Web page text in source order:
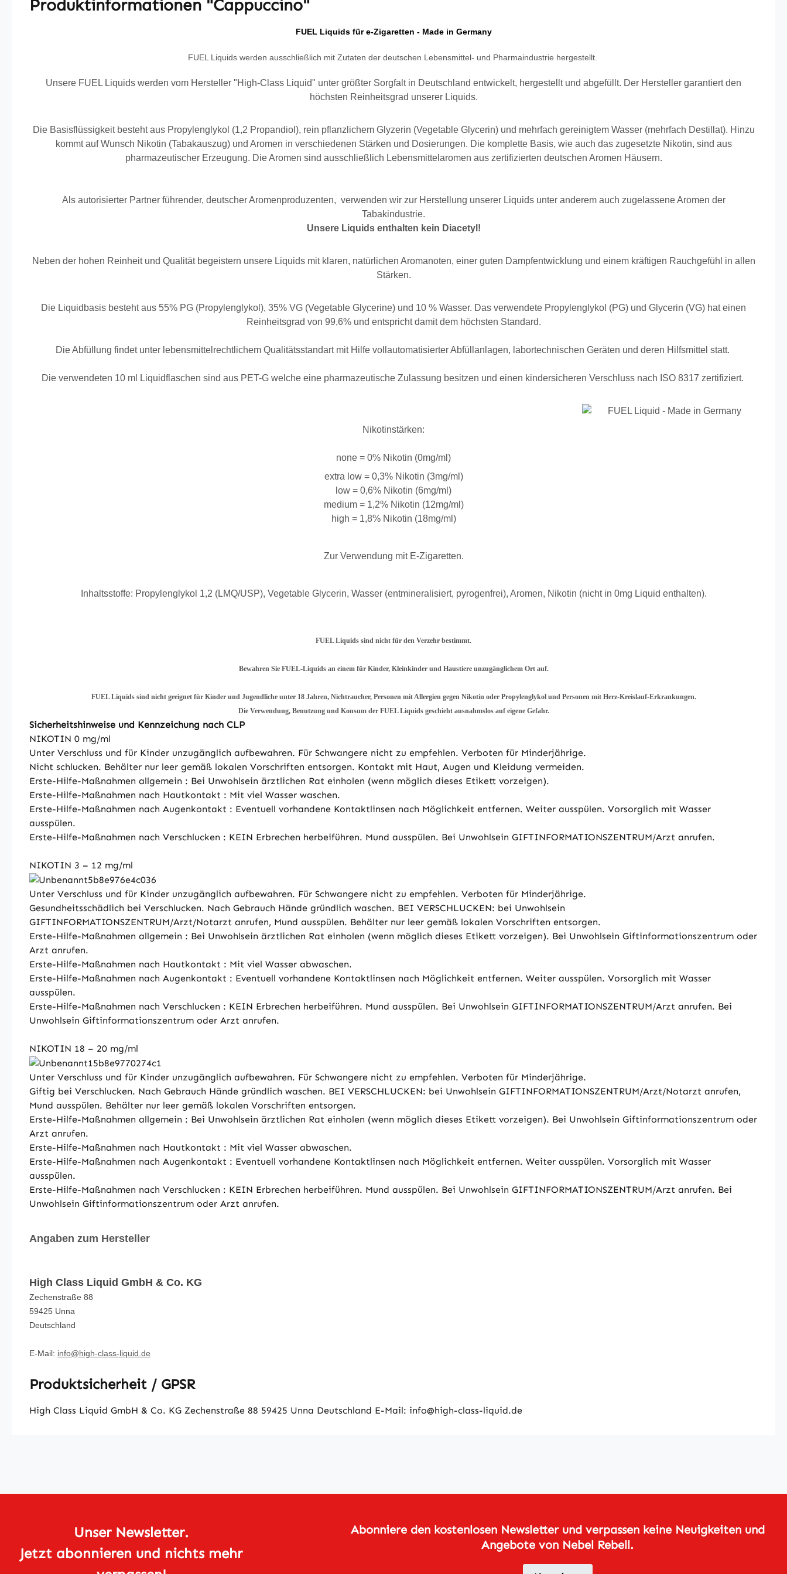
Produktinformationen "Cappuccino"
FUEL Liquids für e-Zigaretten - Made in Germany
FUEL Liquids werden ausschließlich mit Zutaten der deutschen Lebensmittel- und Pharmaindustrie hergestellt.
Unsere FUEL Liquids werden vom Hersteller "High-Class Liquid" unter größter Sorgfalt in Deutschland entwickelt, hergestellt und abgefüllt. Der Hersteller garantiert den
höchsten Reinheitsgrad unserer Liquids.
Die Basisflüssigkeit besteht aus Propylenglykol (1,2 Propandiol), rein pflanzlichem Glyzerin (Vegetable Glycerin) und mehrfach gereinigtem Wasser (mehrfach Destillat). Hinzu
kommt auf Wunsch Nikotin (Tabakauszug) und Aromen in verschiedenen Stärken und Dosierungen. Die komplette Basis, wie auch das zugesetzte Nikotin, sind aus
pharmazeutischer Erzeugung. Die Aromen sind ausschließlich Lebensmittelaromen aus zertifizierten deutschen Aromen Häusern.
Als autorisierter Partner führender, deutscher Aromenproduzenten, verwenden wir zur Herstellung unserer Liquids unter anderem auch zugelassene Aromen der
Tabakindustrie.
Unsere Liquids enthalten kein Diacetyl!
Neben der hohen Reinheit und Qualität begeistern unsere Liquids mit klaren, natürlichen Aromanoten, einer guten Dampfentwicklung und einem kräftigen Rauchgefühl in allen
Stärken.
Die Liquidbasis besteht aus 55% PG (Propylenglykol), 35% VG (Vegetable Glycerine) und 10 % Wasser. Das verwendete Propylenglykol (PG) und Glycerin (VG) hat einen
Reinheitsgrad von 99,6% und entspricht damit dem höchsten Standard.
Die Abfüllung findet unter lebensmittelrechtlichem Qualitätsstandart mit Hilfe vollautomatisierter Abfüllanlagen, labortechnischen Geräten und deren Hilfsmittel statt.
Die verwendeten 10 ml Liquidflaschen sind aus PET-G welche eine pharmazeutische Zulassung besitzen und einen kindersicheren Verschluss nach ISO 8317 zertifiziert.
Nikotinstärken:
none = 0% Nikotin (0mg/ml)
extra low = 0,3% Nikotin (3mg/ml)
low = 0,6% Nikotin (6mg/ml)
medium = 1,2% Nikotin (12mg/ml)
high = 1,8% Nikotin (18mg/ml)
Zur Verwendung mit E-Zigaretten.
Inhaltsstoffe: Propylenglykol 1,2 (LMQ/USP), Vegetable Glycerin, Wasser (entmineralisiert, pyrogenfrei), Aromen, Nikotin (nicht in 0mg Liquid enthalten).
FUEL Liquids sind nicht für den Verzehr bestimmt.
Bewahren Sie FUEL-Liquids an einem für Kinder, Kleinkinder und Haustiere unzugänglichem Ort auf.
FUEL Liquids sind nicht geeignet für Kinder und Jugendliche unter 18 Jahren, Nichtraucher, Personen mit Allergien gegen Nikotin oder Propylenglykol und Personen mit Herz-Kreislauf-Erkrankungen.
Die Verwendung, Benutzung und Konsum der FUEL Liquids geschieht ausnahmslos auf eigene Gefahr.
Sicherheitshinweise und Kennzeichung nach CLP
NIKOTIN 0 mg/ml
Unter Verschluss und für Kinder unzugänglich aufbewahren. Für Schwangere nicht zu empfehlen. Verboten für Minderjährige.
Nicht schlucken. Behälter nur leer gemäß lokalen Vorschriften entsorgen. Kontakt mit Haut, Augen und Kleidung vermeiden.
Erste-Hilfe-Maßnahmen allgemein : Bei Unwohlsein ärztlichen Rat einholen (wenn möglich dieses Etikett vorzeigen).
Erste-Hilfe-Maßnahmen nach Hautkontakt : Mit viel Wasser waschen.
Erste-Hilfe-Maßnahmen nach Augenkontakt : Eventuell vorhandene Kontaktlinsen nach Möglichkeit entfernen. Weiter ausspülen. Vorsorglich mit Wasser
ausspülen.
Erste-Hilfe-Maßnahmen nach Verschlucken : KEIN Erbrechen herbeiführen. Mund ausspülen. Bei Unwohlsein GIFTINFORMATIONSZENTRUM/Arzt anrufen.
NIKOTIN 3 – 12 mg/ml
Unter Verschluss und für Kinder unzugänglich aufbewahren. Für Schwangere nicht zu empfehlen. Verboten für Minderjährige.
Gesundheitsschädlich bei Verschlucken. Nach Gebrauch Hände gründlich waschen. BEI VERSCHLUCKEN: bei Unwohlsein
GIFTINFORMATIONSZENTRUM/Arzt/Notarzt anrufen, Mund ausspülen. Behälter nur leer gemäß lokalen Vorschriften entsorgen.
Erste-Hilfe-Maßnahmen allgemein : Bei Unwohlsein ärztlichen Rat einholen (wenn möglich dieses Etikett vorzeigen). Bei Unwohlsein Giftinformationszentrum oder
Arzt anrufen.
Erste-Hilfe-Maßnahmen nach Hautkontakt : Mit viel Wasser abwaschen.
Erste-Hilfe-Maßnahmen nach Augenkontakt : Eventuell vorhandene Kontaktlinsen nach Möglichkeit entfernen. Weiter ausspülen. Vorsorglich mit Wasser
ausspülen.
Erste-Hilfe-Maßnahmen nach Verschlucken : KEIN Erbrechen herbeiführen. Mund ausspülen. Bei Unwohlsein GIFTINFORMATIONSZENTRUM/Arzt anrufen. Bei
Unwohlsein Giftinformationszentrum oder Arzt anrufen.
NIKOTIN 18 – 20 mg/ml
Unter Verschluss und für Kinder unzugänglich aufbewahren. Für Schwangere nicht zu empfehlen. Verboten für Minderjährige.
Giftig bei Verschlucken. Nach Gebrauch Hände gründlich waschen. BEI VERSCHLUCKEN: bei Unwohlsein GIFTINFORMATIONSZENTRUM/Arzt/Notarzt anrufen,
Mund ausspülen. Behälter nur leer gemäß lokalen Vorschriften entsorgen.
Erste-Hilfe-Maßnahmen allgemein : Bei Unwohlsein ärztlichen Rat einholen (wenn möglich dieses Etikett vorzeigen). Bei Unwohlsein Giftinformationszentrum oder
Arzt anrufen.
Erste-Hilfe-Maßnahmen nach Hautkontakt : Mit viel Wasser abwaschen.
Erste-Hilfe-Maßnahmen nach Augenkontakt : Eventuell vorhandene Kontaktlinsen nach Möglichkeit entfernen. Weiter ausspülen. Vorsorglich mit Wasser
ausspülen.
Erste-Hilfe-Maßnahmen nach Verschlucken : KEIN Erbrechen herbeiführen. Mund ausspülen. Bei Unwohlsein GIFTINFORMATIONSZENTRUM/Arzt anrufen. Bei
Unwohlsein Giftinformationszentrum oder Arzt anrufen.
Angaben zum Hersteller
High Class Liquid GmbH & Co. KG
Zechenstraße 88
59425 Unna
Deutschland
E-Mail: info@high-class-liquid.de
Produktsicherheit / GPSR
High Class Liquid GmbH & Co. KG Zechenstraße 88 59425 Unna Deutschland E-Mail: info@high-class-liquid.de
Unser Newsletter.
Jetzt abonnieren und nichts mehr
Abonniere den kostenlosen Newsletter und verpassen keine Neuigkeiten und
Angebote von Nebel Rebell.